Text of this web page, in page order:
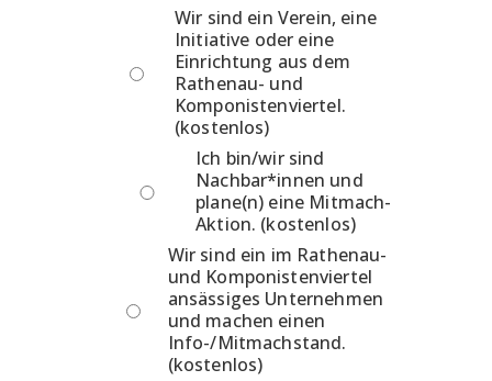
Wir sind ein Verein, eine
Initiative oder eine
Einrichtung aus dem
Rathenau- und
Komponistenviertel.
(kostenlos)
Ich bin/wir sind
Nachbar*innen und
plane(n) eine Mitmach-
Aktion. (kostenlos)
Wir sind ein im Rathenau-
und Komponistenviertel
ansässiges Unternehmen
und machen einen
Info-/Mitmachstand.
(kostenlos)